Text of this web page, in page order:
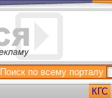
Поиск по всему порталу
КГС